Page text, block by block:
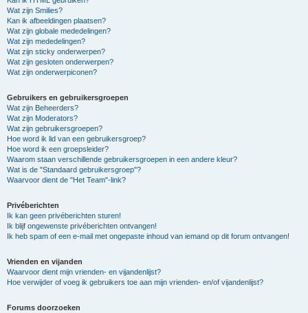
Wat zijn Smilies?
Kan ik afbeeldingen plaatsen?
Wat zijn globale mededelingen?
Wat zijn mededelingen?
Wat zijn sticky onderwerpen?
Wat zijn gesloten onderwerpen?
Wat zijn onderwerpiconen?
Gebruikers en gebruikersgroepen
Wat zijn Beheerders?
Wat zijn Moderators?
Wat zijn gebruikersgroepen?
Hoe word ik lid van een gebruikersgroep?
Hoe word ik een groepsleider?
Waarom staan verschillende gebruikersgroepen in een andere kleur?
Wat is de "Standaard gebruikersgroep"?
Waarvoor dient de "Het Team"-link?
Privéberichten
Ik kan geen privéberichten sturen!
Ik blijf ongewenste privéberichten ontvangen!
Ik heb spam of een e-mail met ongepaste inhoud van iemand op dit forum ontvangen!
Vrienden en vijanden
Waarvoor dient mijn vrienden- en vijandenlijst?
Hoe verwijder of voeg ik gebruikers toe aan mijn vrienden- en/of vijandenlijst?
Forums doorzoeken